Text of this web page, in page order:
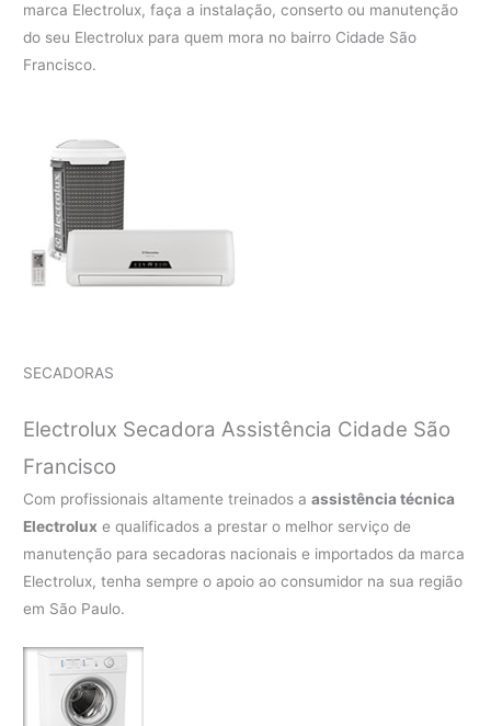
marca Electrolux, faça a instalação, conserto ou manutenção
do seu Electrolux para quem mora no bairro Cidade São
Francisco.
SECADORAS
Electrolux Secadora Assistência Cidade São
Francisco
Com profissionais altamente treinados aassistência técnica
Electrolux e qualificados a prestar o melhor serviço de
manutenção para secadoras nacionais e importados da marca
Electrolux, tenha sempre o apoio ao consumidor na sua região
em São Paulo.